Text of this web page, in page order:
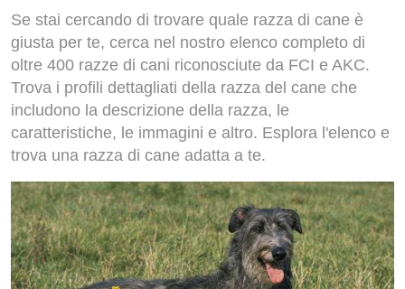
Se stai cercando di trovare quale razza di cane è
giusta per te, cerca nel nostro elenco completo di
oltre 400 razze di cani riconosciute da FCI e AKC.
Trova i profili dettagliati della razza del cane che
includono la descrizione della razza, le
caratteristiche, le immagini e altro. Esplora l'elenco e
trova una razza di cane adatta a te.